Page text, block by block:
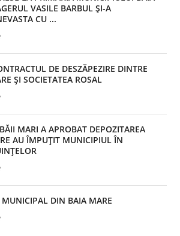
VASILE BARBUL ȘI-A
CU ...
DE DESZĂPEZIRE DINTRE
ȘI SOCIETATEA ROSAL
MARI A APROBAT DEPOZITAREA
AU ÎMPUȚIT MUNICIPIUL ÎN
DIN BAIA MARE